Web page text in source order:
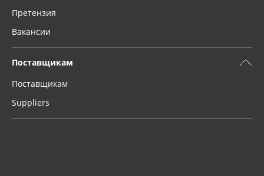
Претензия
Вакансии
Поставщикам
Поставщикам
Suppliers